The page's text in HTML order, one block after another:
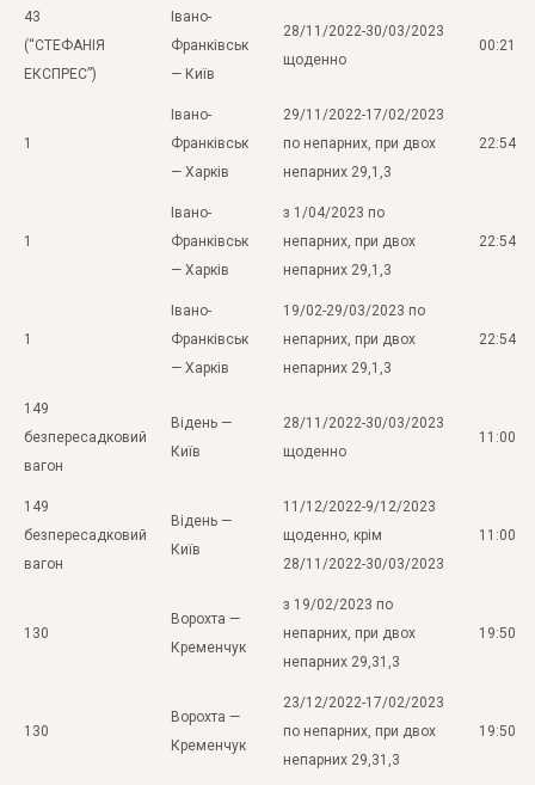
43
(“СТЕФАНІЯ
ЕКСПРЕС”)
Івано-
Франківськ
— Київ
28/11/2022-30/03/2023
щоденно
00:21
1
Івано-
Франківськ
— Харків
29/11/2022-17/02/2023
по непарних, при двох
непарних 29,1,3
22:54
1
Івано-
Франківськ
— Харків
з 1/04/2023 по
непарних, при двох
непарних 29,1,3
22:54
1
Івано-
Франківськ
— Харків
19/02-29/03/2023 по
непарних, при двох
непарних 29,1,3
22:54
149
безпересадковий
вагон
Відень —
Київ
28/11/2022-30/03/2023
щоденно
11:00
149
безпересадковий
вагон
Відень —
Київ
11/12/2022-9/12/2023
щоденно, крім
28/11/2022-30/03/2023
11:00
130
Ворохта —
Кременчук
з 19/02/2023 по
непарних, при двох
непарних 29,31,3
19:50
130
Ворохта —
Кременчук
23/12/2022-17/02/2023
по непарних, при двох
непарних 29,31,3
19:50